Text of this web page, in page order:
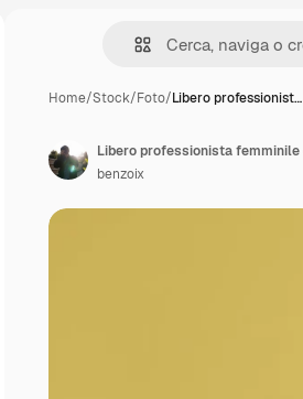
Home/Stock/Foto/Libero professionist…
benzoix